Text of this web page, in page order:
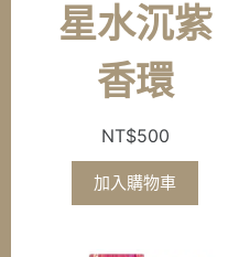
星水沉紫
香環
NT$500
加入購物車